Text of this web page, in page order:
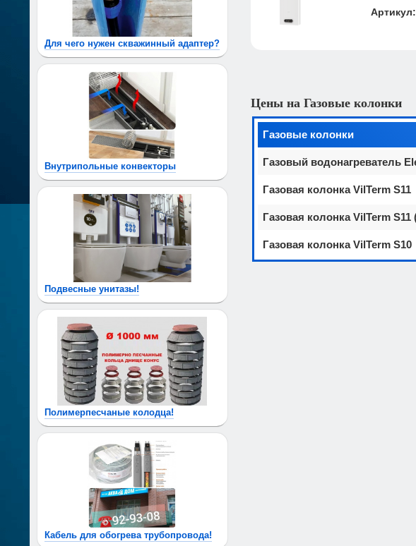
Цены на Газовые колонки
Газовые колонки
Газовый водонагреватель
Газовая колонка VilTerm S11
Газовая колонка VilTerm
Газовая колонка VilTerm S10
Для чего нужен скважинный адаптер?
Внутрипольные конвекторы
Подвесные унитазы!
Полимерпесчаные колодца!
Кабель для обогрева трубопровода!